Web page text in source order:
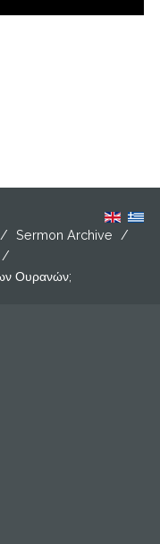
/ Sermon Archive /
/
Ουρανών;